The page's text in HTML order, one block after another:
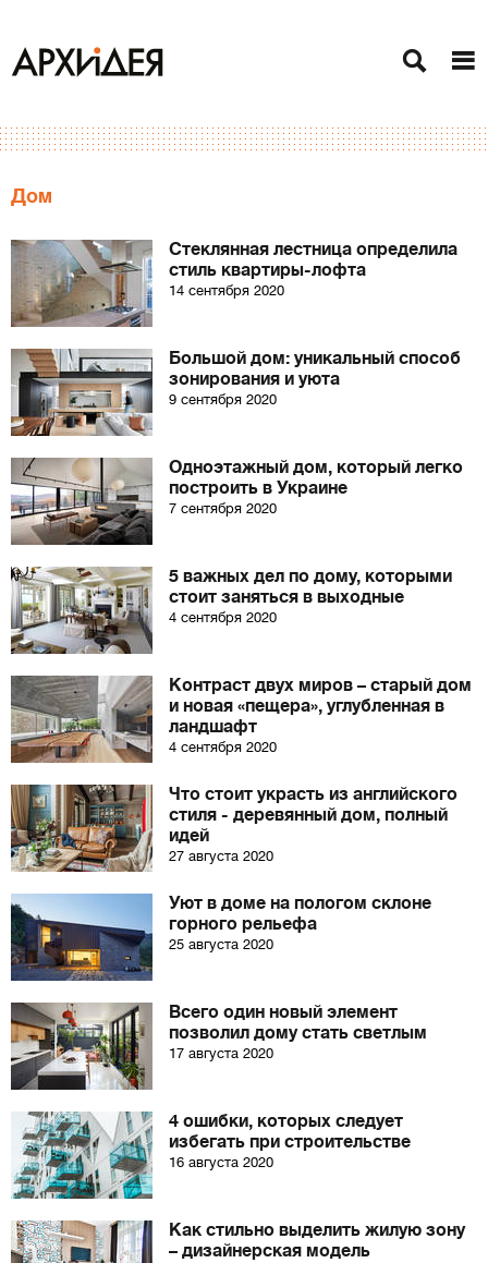
Дом
Стеклянная лестница определила
стиль квартиры-лофта
14 сентября 2020
Большой дом: уникальный способ
зонирования и уюта
9 сентября 2020
Одноэтажный дом, который легко
построить в Украине
7 сентября 2020
5 важных дел по дому, которыми
стоит заняться в выходные
4 сентября 2020
Контраст двух миров – старый дом
и новая «пещера», углубленная в
ландшафт
4 сентября 2020
Что стоит украсть из английского
стиля - деревянный дом, полный
идей
27 августа 2020
Уют в доме на пологом склоне
горного рельефа
25 августа 2020
Всего один новый элемент
позволил дому стать светлым
17 августа 2020
4 ошибки, которых следует
избегать при строительстве
16 августа 2020
Как стильно выделить жилую зону
– дизайнерская модель